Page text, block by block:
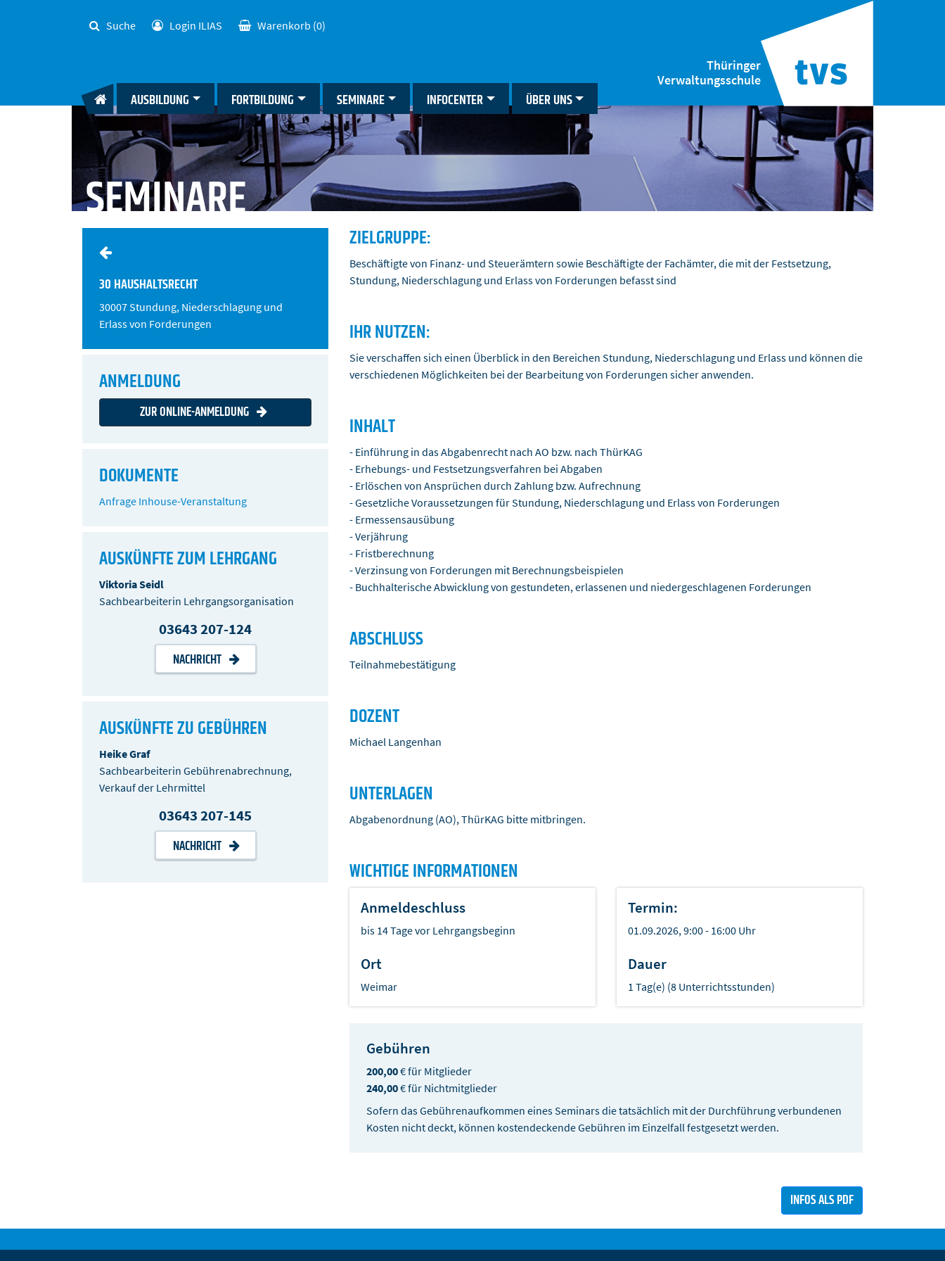
Thüringer
Verwaltungsschule
Suche Login ILIAS Warenkorb (0)
AUSBILDUNG FORTBILDUNG SEMINARE INFOCENTER ÜBER UNS
SEMINARE
30 HAUSHALTSRECHT
30007 Stundung, Niederschlagung und
Erlass von Forderungen
ANMELDUNG
ZUR ONLINE-ANMELDUNG
DOKUMENTE
Anfrage Inhouse-Veranstaltung
AUSKÜNFTE ZUM LEHRGANG
Viktoria Seidl
Sachbearbeiterin Lehrgangsorganisation
03643 207-124
NACHRICHT
AUSKÜNFTE ZU GEBÜHREN
Heike Graf
Sachbearbeiterin Gebührenabrechnung,
Verkauf der Lehrmittel
03643 207-145
NACHRICHT
ZIELGRUPPE:
Beschäftigte von Finanz- und Steuerämtern sowie Beschäftigte der Fachämter, die mit der Festsetzung,
Stundung, Niederschlagung und Erlass von Forderungen befasst sind
IHR NUTZEN:
Sie verschaffen sich einen Überblick in den Bereichen Stundung, Niederschlagung und Erlass und können die
verschiedenen Möglichkeiten bei der Bearbeitung von Forderungen sicher anwenden.
INHALT
- Einführung in das Abgabenrecht nach AO bzw. nach ThürKAG
- Erhebungs- und Festsetzungsverfahren bei Abgaben
- Erlöschen von Ansprüchen durch Zahlung bzw. Aufrechnung
- Gesetzliche Voraussetzungen für Stundung, Niederschlagung und Erlass von Forderungen
- Ermessensausübung
- Verjährung
- Fristberechnung
- Verzinsung von Forderungen mit Berechnungsbeispielen
- Buchhalterische Abwicklung von gestundeten, erlassenen und niedergeschlagenen Forderungen
ABSCHLUSS
Teilnahmebestätigung
DOZENT
Michael Langenhan
UNTERLAGEN
Abgabenordnung (AO), ThürKAG bitte mitbringen.
WICHTIGE INFORMATIONEN
Anmeldeschluss
bis 14 Tage vor Lehrgangsbeginn
Ort
Weimar
Termin:
01.09.2026, 9:00 - 16:00 Uhr
Dauer
1 Tag(e) (8 Unterrichtsstunden)
Gebühren
200,00€ für Mitglieder
240,00€ für Nichtmitglieder
Sofern das Gebührenaufkommen eines Seminars die tatsächlich mit der Durchführung verbundenen
Kosten nicht deckt, können kostendeckende Gebühren im Einzelfall festgesetzt werden.
INFOS ALS PDF